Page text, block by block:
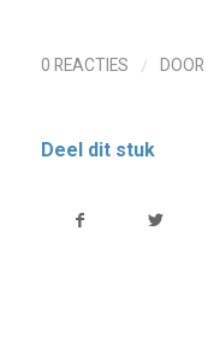
0 REACTIES / DOOR
Deel dit stuk